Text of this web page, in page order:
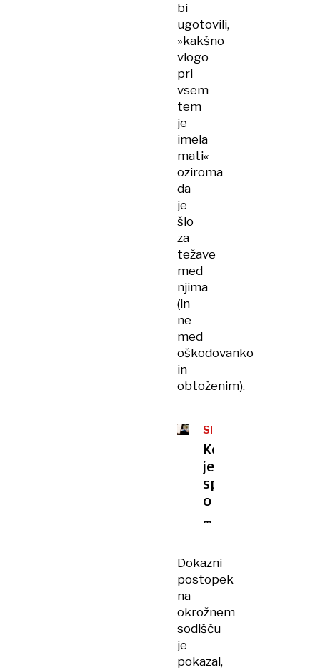
bi
ugotovili,
»kakšno
vlogo
pri
vsem
tem
je
imela
mati«
oziroma
da
je
šlo
za
težave
med
njima
(in
ne
med
oškodovanko
in
obtoženim).
SPOLNO
NASILJE
Ko
je
spregovorila
o
zlorabi,
mati
obrnila
hrbet
Dokazni
postopek
na
okrožnem
sodišču
je
pokazal,